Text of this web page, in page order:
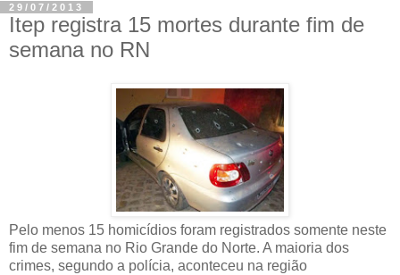
29/07/2013
Itep registra 15 mortes durante fim de
semana no RN
Pelo menos 15 homicídios foram registrados somente neste
fim de semana no Rio Grande do Norte. A maioria dos
crimes, segundo a polícia, aconteceu na região